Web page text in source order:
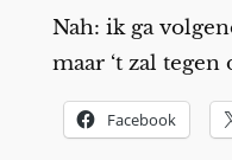
Nah: ik ga
maar ‘t zal
Facebook